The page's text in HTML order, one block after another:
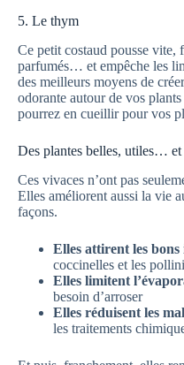
5. Le thym
Ce petit costaud pousse vite,
parfumés… et empêche les
des meilleurs moyens de
odorante autour de vos
pourrez en cueillir pour vos
Des plantes belles, utiles… et
Ces vivaces n’ont pas
Elles améliorent aussi la vie
façons.
Elles attirent les bons
coccinelles et les
Elles limitent
besoin d’arroser
Elles réduisent les
les traitements